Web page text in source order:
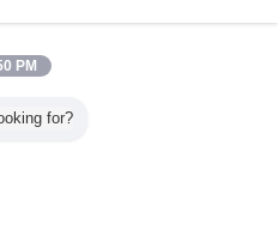
Thiết bị lăn cán nguội Với 25m
PM
for?